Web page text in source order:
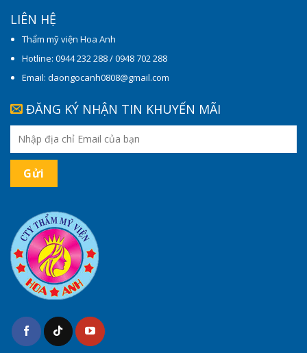
LIÊN HỆ
Thẩm mỹ viện Hoa Anh
Hotline: 0944 232 288 / 0948 702 288
Email: daongocanh0808@gmail.com
ĐĂNG KÝ NHẬN TIN KHUYẾN MÃI